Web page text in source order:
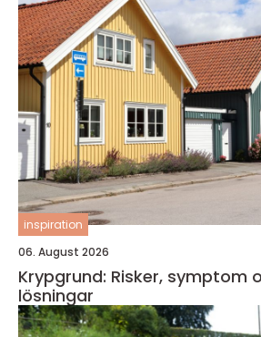
inspiration
06. August 2026
Krypgrund: Risker, symptom
lösningar